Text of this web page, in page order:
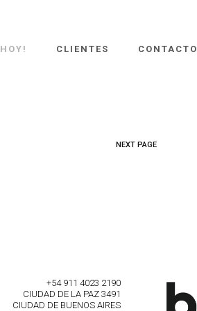
HOY! CLIENTES CONTACTO
NEXT PAGE
+54 911 4023 2190
CIUDAD DE LA PAZ 3491
CIUDAD DE BUENOS AIRES